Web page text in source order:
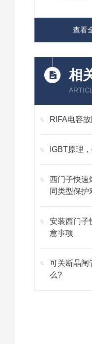
查看
相
RIFA电容
IGBT原理
西门子快速
同类型保护
安装西门子
意事项
可关断晶闸
么?